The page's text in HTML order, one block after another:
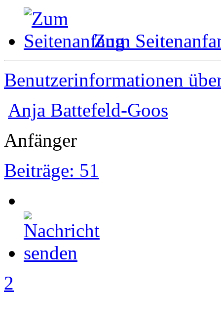
Zum
Benutzerinformationen
Anja Battefeld-Goos
Anfänger
Beiträge: 51
2